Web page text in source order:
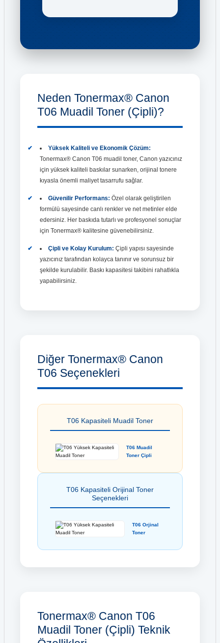
Neden Tonermax® Canon
T06 Muadil Toner (Çipli)?
Yüksek Kaliteli ve Ekonomik Çözüm:
Tonermax® Canon T06 muadil toner, Canon yazıcınız
için yüksek kaliteli baskılar sunarken, orijinal tonere
kıyasla önemli maliyet tasarrufu sağlar.
Güvenilir Performans: Özel olarak geliştirilen
formülü sayesinde canlı renkler ve net metinler elde
edersiniz. Her baskıda tutarlı ve profesyonel sonuçlar
için Tonermax® kalitesine güvenebilirsiniz.
Çipli ve Kolay Kurulum: Çipli yapısı sayesinde
yazıcınız tarafından kolayca tanınır ve sorunsuz bir
şekilde kurulabilir. Baskı kapasitesi takibini rahatlıkla
yapabilirsiniz.
Diğer Tonermax® Canon
T06 Seçenekleri
T06 Kapasiteli Muadil Toner
T06 Muadil
Toner Çipli
T06 Kapasiteli Orijinal Toner
Seçenekleri
T06 Orjinal
Toner
Tonermax® Canon T06
Muadil Toner (Çipli) Teknik